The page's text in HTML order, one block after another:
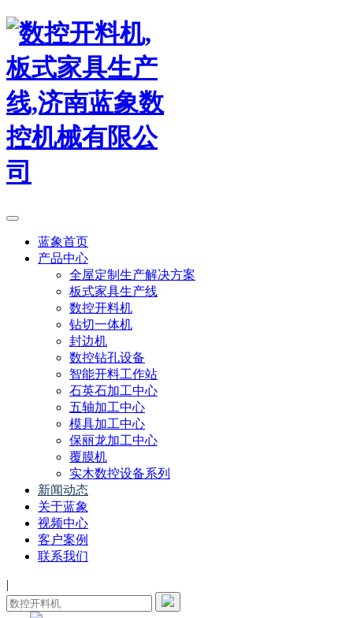
蓝象首页
产品中心
全屋定制生产解决方案
板式家具生产线
数控开料机
钻切一体机
封边机
数控钻孔设备
智能开料工作站
石英石加工中心
五轴加工中心
模具加工中心
保丽龙加工中心
覆膜机
实木数控设备系列
新闻动态
关于蓝象
视频中心
客户案例
联系我们
|